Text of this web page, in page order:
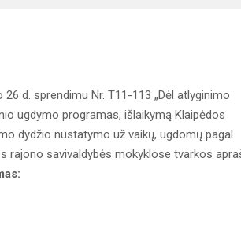
d. sprendimu Nr. T11-113 „Dėl atlyginimo
ugdymo programas, išlaikymą Klaipėdos
dydžio nustatymo už vaikų, ugdomų pagal
rajono savivaldybės mokyklose tvarkos